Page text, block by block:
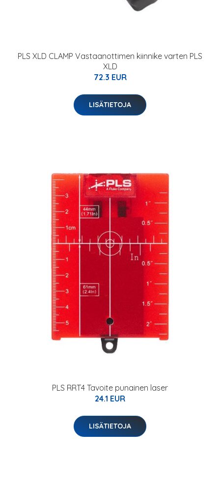
PLS XLD CLAMP Vastaanottimen kiinnike varten PLS
XLD
72.3 EUR
LISÄTIETOJA
PLS RRT4 Tavoite punainen laser
24.1 EUR
LISÄTIETOJA